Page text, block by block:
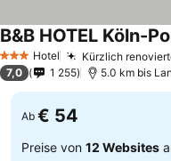
3 SterneHotel Kürzlich
B&B HOTEL Köln-
7,0 1 255 5.0 km bis
Ab € 54
Preise von 12 Websites